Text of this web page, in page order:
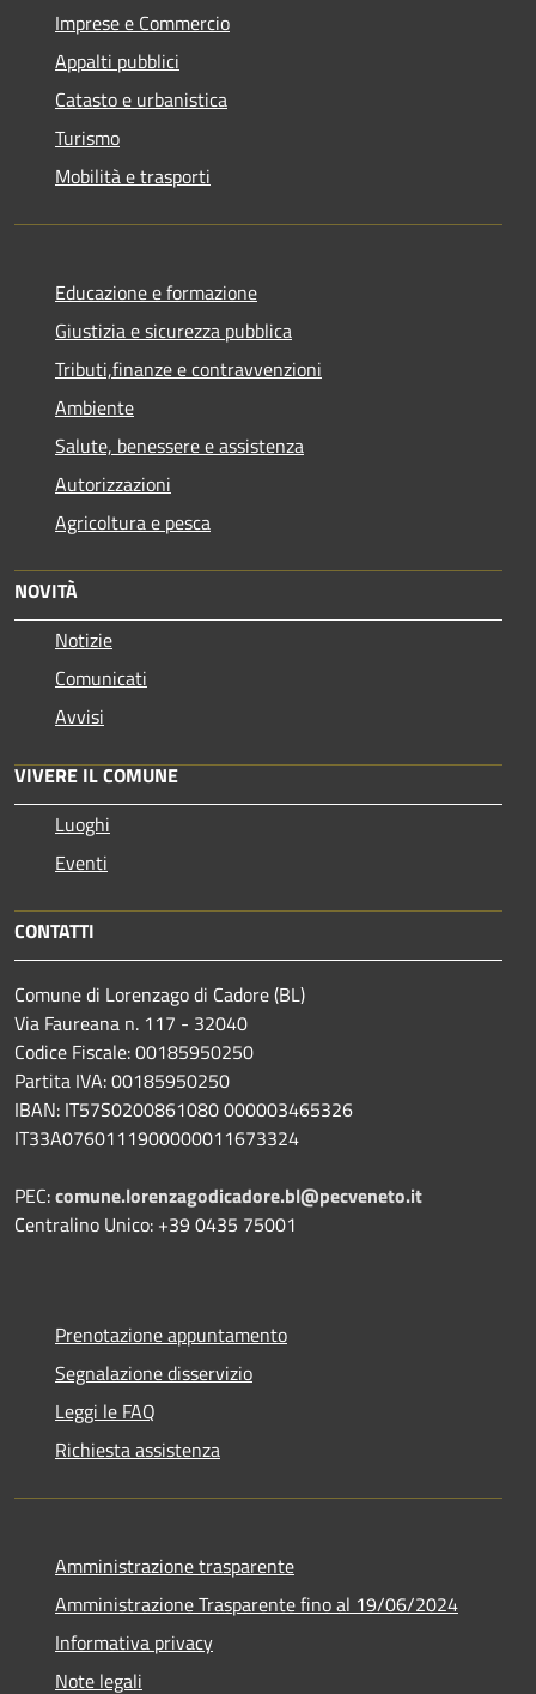
Imprese e Commercio
Appalti pubblici
Catasto e urbanistica
Turismo
Mobilità e trasporti
Educazione e formazione
Giustizia e sicurezza pubblica
Tributi,finanze e contravvenzioni
Ambiente
Salute, benessere e assistenza
Autorizzazioni
Agricoltura e pesca
NOVITÀ
Notizie
Comunicati
Avvisi
VIVERE IL COMUNE
Luoghi
Eventi
CONTATTI
Comune di Lorenzago di Cadore (BL)
Via Faureana n. 117 - 32040
Codice Fiscale: 00185950250
Partita IVA: 00185950250
IBAN: IT57S0200861080 000003465326
IT33A0760111900000011673324
PEC:comune.lorenzagodicadore.bl@pecveneto.it
Centralino Unico: +39 0435 75001
Prenotazione appuntamento
Segnalazione disservizio
Leggi le FAQ
Richiesta assistenza
Amministrazione trasparente
Amministrazione Trasparente fino al 19/06/2024
Informativa privacy
Note legali